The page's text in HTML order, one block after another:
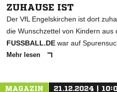
ZUHAUSE IST
Der VfL Engelskirchen ist dort
die Wunschzettel von Kindern aus
FUSSBALL.DE war auf
Mehr lesen
MAGAZIN 21.12.2024 |